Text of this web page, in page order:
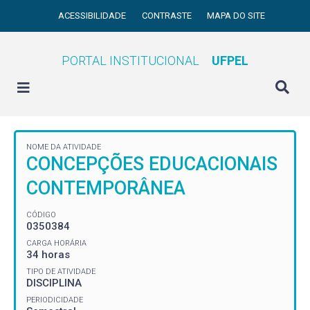
ACESSIBILIDADE CONTRASTE MAPA DO SITE
PORTAL INSTITUCIONAL UFPEL
NOME DA ATIVIDADE
CONCEPÇÕES EDUCACIONAIS
CONTEMPORÂNEA
CÓDIGO
0350384
CARGA HORÁRIA
34 horas
TIPO DE ATIVIDADE
DISCIPLINA
PERIODICIDADE